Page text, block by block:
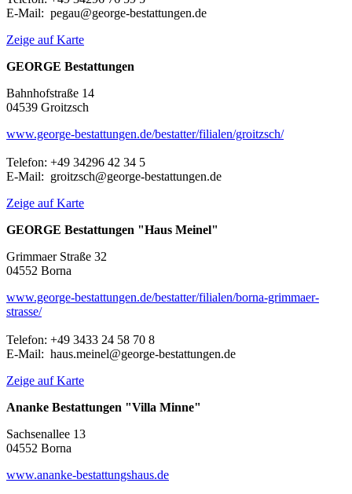
E-Mail: pegau@george-bestattungen.de
Zeige auf Karte
GEORGE Bestattungen
Bahnhofstraße 14
04539 Groitzsch
www.george-bestattungen.de/bestatter/filialen/groitzsch/
Telefon: +49 34296 42 34 5
E-Mail: groitzsch@george-bestattungen.de
Zeige auf Karte
GEORGE Bestattungen "Haus Meinel"
Grimmaer Straße 32
04552 Borna
www.george-bestattungen.de/bestatter/filialen/borna-grimmaer-
strasse/
Telefon: +49 3433 24 58 70 8
E-Mail: haus.meinel@george-bestattungen.de
Zeige auf Karte
Ananke Bestattungen "Villa Minne"
Sachsenallee 13
04552 Borna
www.ananke-bestattungshaus.de